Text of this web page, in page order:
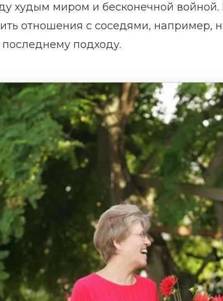
худым миром и бесконечной войной.
отношения с соседями, например,
подходу.